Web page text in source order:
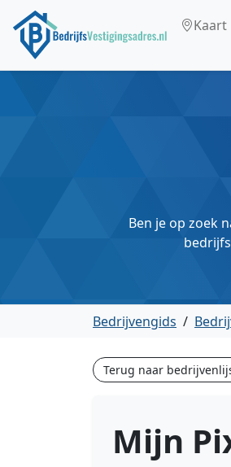
Kaart
Ben je op zoek
Bedrijvengids /
Terug naar
Mijn